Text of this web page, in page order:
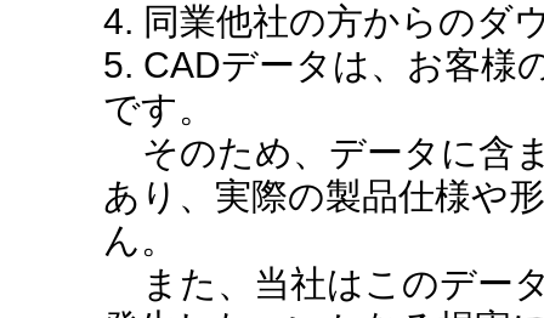
4. 同業他社の方からのダ
5. CADデータは、お客様
です。
そのため、データに含
あり、実際の製品仕様や
ん。
また、当社はこのデー